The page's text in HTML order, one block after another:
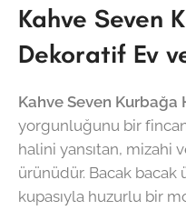
Kahve Seven
Dekoratif Ev
Kahve Seven Kurbağa
yorgunluğunu bir
halini yansıtan, mizahi
ürünüdür. Bacak bacak
kupasıyla huzurlu bir